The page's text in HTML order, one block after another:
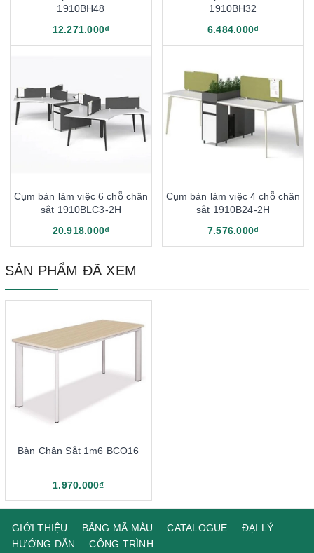
1910BH48
12.271.000₫
1910BH32
6.484.000₫
Cụm bàn làm việc 6 chỗ chân
sắt 1910BLC3-2H
20.918.000₫
Cụm bàn làm việc 4 chỗ chân
sắt 1910B24-2H
7.576.000₫
SẢN PHẨM ĐÃ XEM
Bàn Chân Sắt 1m6 BCO16
1.970.000₫
GIỚI THIỆU BẢNG MÃ MÀU CATALOGUE
ĐẠI LÝ
HƯỚNG DẪN
CÔNG TRÌNH